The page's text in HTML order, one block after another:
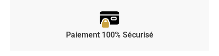
Paiement 100% Sécurisé